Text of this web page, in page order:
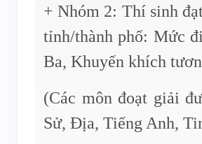
+ Nhóm 2: Thí sinh
tỉnh/thành phố: Mức
Ba, Khuyến khích
(Các môn đoạt giải
Sử, Địa, Tiếng Anh,